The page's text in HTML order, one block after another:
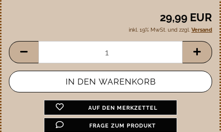
29,99 EUR
inkl. 19% MwSt. und zzgl. Versand
AUF DEN MERKZETTEL
FRAGE ZUM PRODUKT